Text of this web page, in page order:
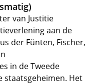
van Justitie
aan de
der Fünten, Fischer,
in de Tweede
staatsgeheimen. Het